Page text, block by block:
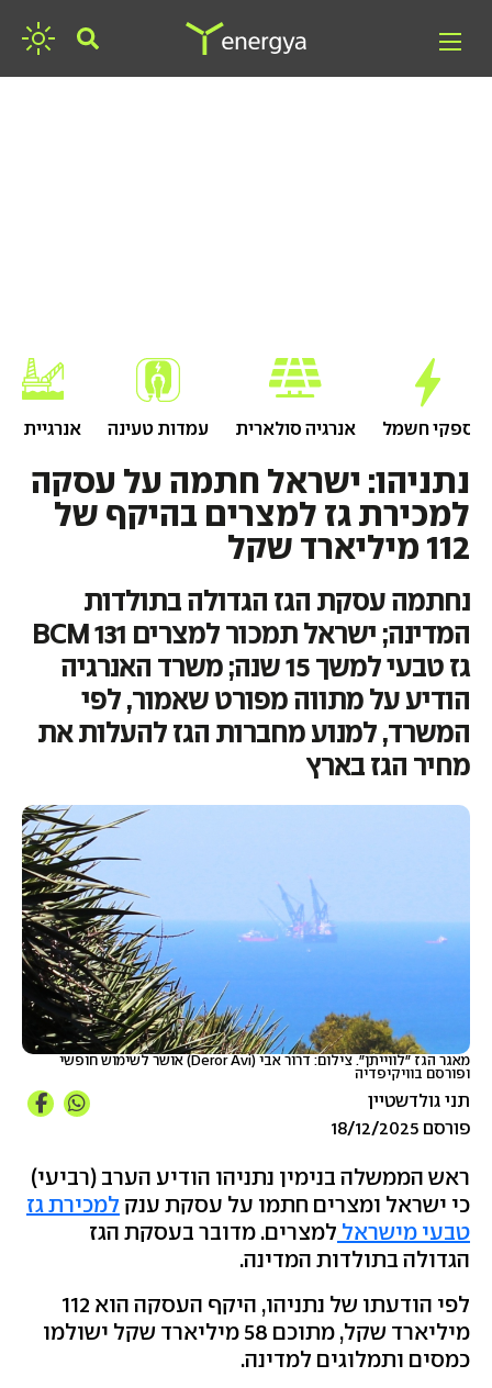
ספקי חשמל אנרגיה סולארית עמדות טעינה אנרגיית גז
נתניהו: ישראל חתמה על עסקה
למכירת גז למצרים בהיקף של
112 מיליארד שקל
נחתמה עסקת הגז הגדולה בתולדות
המדינה; ישראל תמכור למצרים 131 BCM
גז טבעי למשך 15 שנה; משרד האנרגיה
הודיע על מתווה מפורט שאמור, לפי
המשרד, למנוע מחברות הגז להעלות את
מחיר הגז בארץ
מאגר הגז "לווייתן". צילום: דרור אבי (Deror Avi) אושר לשימוש חופשי
ופורסם בוויקיפדיה
תני גולדשטיין
פורסם 18/12/2025
ראש הממשלה בנימין נתניהו הודיע הערב (רביעי)
כי ישראל ומצרים חתמו על עסקת ענק למכירת גז
טבעי מישראל למצרים. מדובר בעסקת הגז
הגדולה בתולדות המדינה.
לפי הודעתו של נתניהו, היקף העסקה הוא 112
מיליארד שקל, מתוכם 58 מיליארד שקל ישולמו
כמסים ותמלוגים למדינה.